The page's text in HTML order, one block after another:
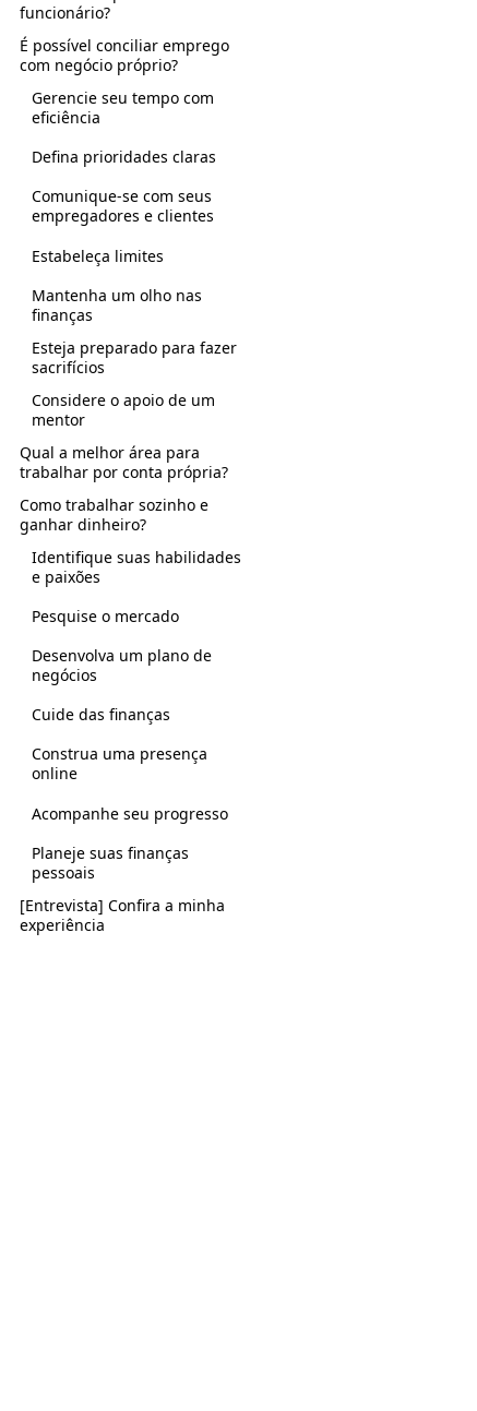
funcionário?
É possível conciliar emprego
com negócio próprio?
Gerencie seu tempo com
eficiência
Defina prioridades claras
Comunique-se com seus
empregadores e clientes
Estabeleça limites
Mantenha um olho nas
finanças
Esteja preparado para fazer
sacrifícios
Considere o apoio de um
mentor
Qual a melhor área para
trabalhar por conta própria?
Como trabalhar sozinho e
ganhar dinheiro?
Identifique suas habilidades
e paixões
Pesquise o mercado
Desenvolva um plano de
negócios
Cuide das finanças
Construa uma presença
online
Acompanhe seu progresso
Planeje suas finanças
pessoais
[Entrevista] Confira a minha
experiência